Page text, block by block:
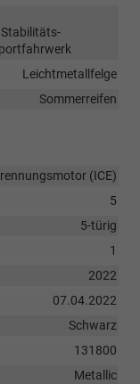
Leichtmetallfelge
Sommerreifen
(ICE)
5
5-türig
1
2022
07.04.2022
Schwarz
131800
Metallic